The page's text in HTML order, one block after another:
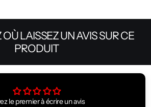
LAISSEZ UN AVIS SUR CE
PRODUIT
le premier à écrire un avis